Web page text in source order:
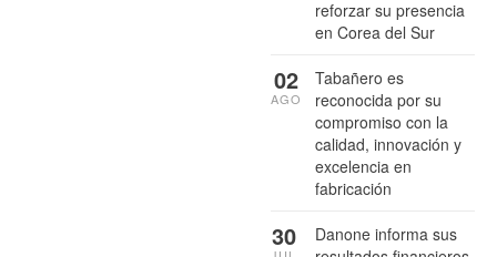
reforzar su presencia
en Corea del Sur
Tabañero es
reconocida por su
compromiso con la
calidad, innovación y
excelencia en
fabricación
02
AGO
Danone informa sus
30